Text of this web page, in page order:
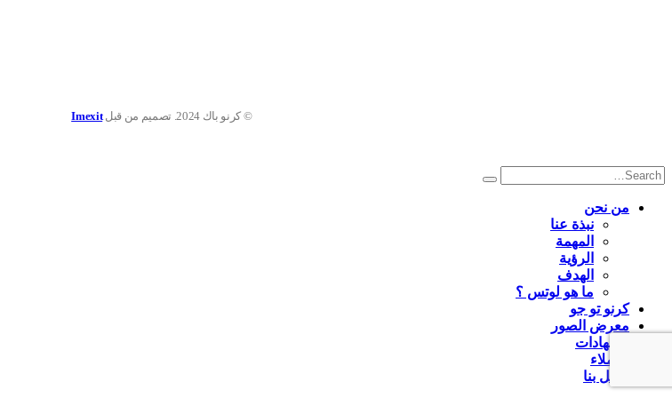
© كرنو باك 2024. تصميم من قبل Imexit
من نحن
نبذة عنا
المهمة
الرؤية
الهدف
ما هو لوتس ؟
كرنو تو جو
معرض الصور
الشهادات
العملاء
اتصل بنا